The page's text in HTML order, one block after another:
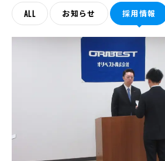
ALL お知らせ 採用情報